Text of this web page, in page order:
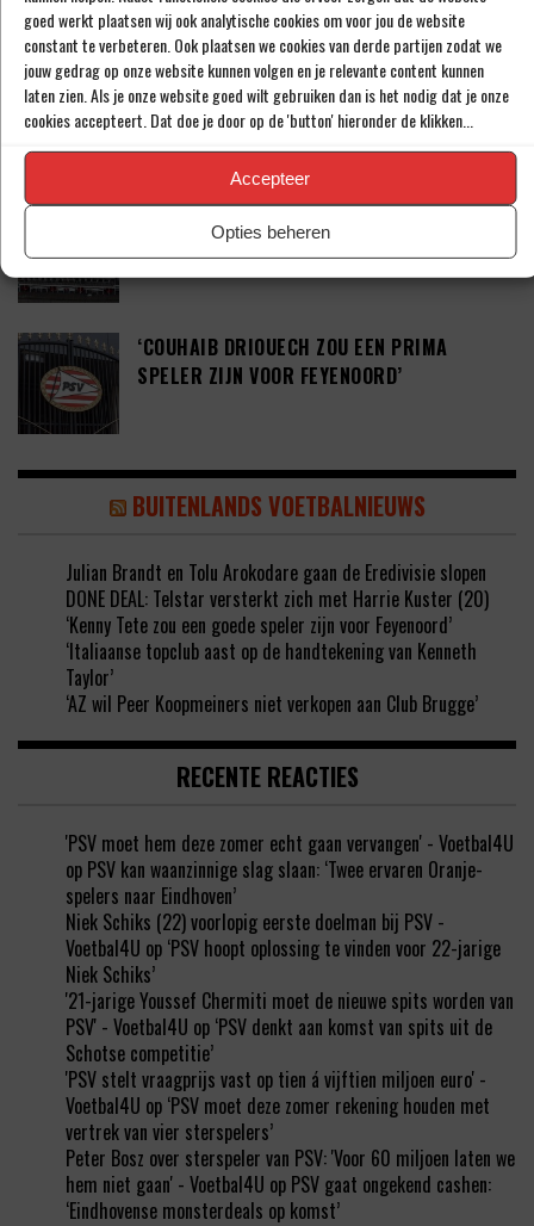
goed werkt plaatsen wij ook analytische cookies om voor jou de website
constant te verbeteren. Ook plaatsen we cookies van derde partijen zodat we
jouw gedrag op onze website kunnen volgen en je relevante content kunnen
laten zien. Als je onze website goed wilt gebruiken dan is het nodig dat je onze
cookies accepteert. Dat doe je door op de 'button' hieronder de klikken...
Accepteer
Opties beheren
‘PSV WIL ZICH GAAN VERSTERKEN MET 29-
JARIGE ADAMA CAMARA’
JOEL DROMMEL (29) TEKENT VOOR VIER
JAAR BIJ FC TWENTE
‘COUHAIB DRIOUECH ZOU EEN PRIMA
SPELER ZIJN VOOR FEYENOORD’
BUITENLANDS VOETBALNIEUWS
Julian Brandt en Tolu Arokodare gaan de Eredivisie slopen
DONE DEAL: Telstar versterkt zich met Harrie Kuster (20)
‘Kenny Tete zou een goede speler zijn voor Feyenoord’
‘Italiaanse topclub aast op de handtekening van Kenneth
Taylor’
‘AZ wil Peer Koopmeiners niet verkopen aan Club Brugge’
RECENTE REACTIES
'PSV moet hem deze zomer echt gaan vervangen' - Voetbal4U
op PSV kan waanzinnige slag slaan: ‘Twee ervaren Oranje-
spelers naar Eindhoven’
Niek Schiks (22) voorlopig eerste doelman bij PSV -
Voetbal4U op ‘PSV hoopt oplossing te vinden voor 22-jarige
Niek Schiks’
'21-jarige Youssef Chermiti moet de nieuwe spits worden van
PSV' - Voetbal4U op ‘PSV denkt aan komst van spits uit de
Schotse competitie’
'PSV stelt vraagprijs vast op tien á vijftien miljoen euro' -
Voetbal4U op ‘PSV moet deze zomer rekening houden met
vertrek van vier sterspelers’
Peter Bosz over sterspeler van PSV: 'Voor 60 miljoen laten we
hem niet gaan' - Voetbal4U op PSV gaat ongekend cashen:
‘Eindhovense monsterdeals op komst’